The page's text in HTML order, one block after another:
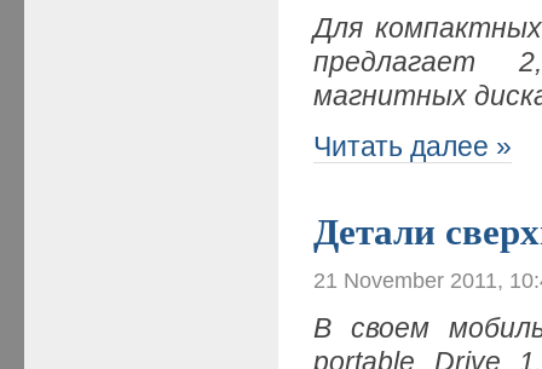
Для
предлагает
магнитных
Читать далее »
Детали
21 November 2011,
В своем
portable
Drive